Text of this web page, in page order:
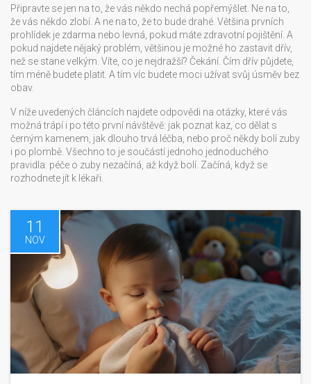
Připravte se jen na to, že vás někdo nechá popřemýšlet. Ne na to,
že vás někdo zlobí. A ne na to, že to bude drahé. Většina prvních
prohlídek je zdarma nebo levná, pokud máte zdravotní pojištění. A
pokud najdete nějaký problém, většinou je možné ho zastavit dřív,
než se stane velkým. Víte, co je nejdražší? Čekání. Čím dřív půjdete,
tím méně budete platit. A tím víc budete moci užívat svůj úsměv bez
obav.
V níže uvedených článcích najdete odpovědi na otázky, které vás
možná trápí i po této první návštěvě: jak poznat kaz, co dělat s
černým kamenem, jak dlouho trvá léčba, nebo proč někdy bolí zuby
i po plombě. Všechno to je součástí jednoho jednoduchého
pravidla: péče o zuby nezačíná, až když bolí. Začíná, když se
rozhodnete jít k lékaři.
11
NOV